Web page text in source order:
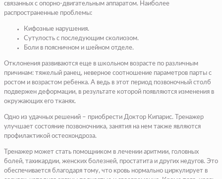
связанных с опорно-двигательным аппаратом. Наиболее
распространенные проблемы:
Кифозные нарушения.
Сутулость с последующим сколиозом.
Боли в поясничном и шейном отделе.
Отклонения развиваются еще в школьном возрасте по различным
причинам: тяжелый ранец, неверное соотношение параметров парты с
ростом и возрастом ребенка. А ведь в этот период позвоночный столб
подвержен деформации, в результате которой появляются изменения в
окружающих его тканях.
Одно из удачных решений – приобрести Доктор Кипарис. Тренажер
улучшает состояние позвоночника, занятия на нем также являются
профилактикой остеохондроза.
Тренажер может стать помощником в лечении аритмии, головных
болей, тахикардии, женских болезней, простатита и других недугов. Это
обеспечивается благодаря тому, что кровь нормально циркулирует в